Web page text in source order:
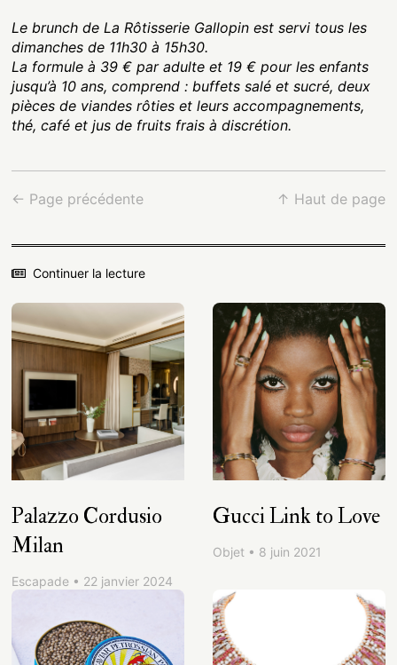
Le brunch de La Rôtisserie Gallopin est servi tous les
dimanches de 11h30 à 15h30.
La formule à 39 € par adulte et 19 € pour les enfants
jusqu’à 10 ans, comprend : buffets salé et sucré, deux
pièces de viandes rôties et leurs accompagnements,
thé, café et jus de fruits frais à discrétion.
← Page précédente ↑ Haut de page
Continuer la lecture
Palazzo Cordusio
Milan
Escapade • 22 janvier 2024
Gucci Link to Love
Objet • 8 juin 2021